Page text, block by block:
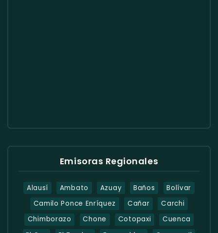
Emisoras Regionales
Alausí Ambato Azuay Baños
Bolívar
Camilo Ponce Enríquez
Cañar
Carchi
Chimborazo
Chone Cotopaxi
Cuenca